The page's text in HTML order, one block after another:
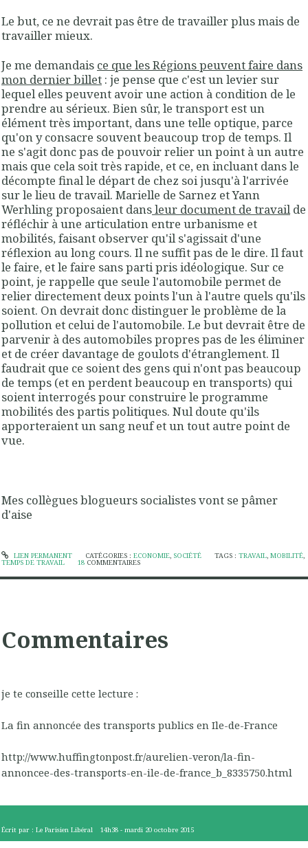
Le but, ce ne devrait pas être de travailler plus mais de
travailler mieux.
Je me demandais ce que les Régions peuvent faire dans
mon dernier billet : je pense que c'est un levier sur
lequel elles peuvent avoir une action à condition de le
prendre au sérieux. Bien sûr, le transport est un
élément très important, dans une telle optique, parce
qu'on y consacre souvent beaucoup trop de temps. Il
ne s'agit donc pas de pouvoir relier un point à un autre
mais que cela soit très rapide, et ce, en incluant dans le
décompte final le départ de chez soi jusqu'à l'arrivée
sur le lieu de travail. Marielle de Sarnez et Yann
Werhling proposaient dansleur document de travailde
réfléchir à une articulation entre urbanisme et
mobilités, faisant observer qu'il s'agissait d'une
réflexion au long cours. Il ne suffit pas de le dire. Il faut
le faire, et le faire sans parti pris idéologique. Sur ce
point, je rappelle que seule l'automobile permet de
relier directement deux points l'un à l'autre quels qu'ils
soient. On devrait donc distinguer le problème de la
pollution et celui de l'automobile. Le but devrait être de
parvenir à des automobiles propres pas de les éliminer
et de créer davantage de goulots d'étranglement. Il
faudrait que ce soient des gens qui n'ont pas beaucoup
de temps (et en perdent beaucoup en transports) qui
soient interrogés pour construire le programme
mobilités des partis politiques. Nul doute qu'ils
apporteraient un sang neuf et un tout autre point de
vue.
Mes collègues blogueurs socialistes vont se pâmer
d'aise
LIEN PERMANENT CATÉGORIES : ECONOMIE, SOCIÉTÉ TAGS :TRAVAIL,MOBILITÉ,
TEMPS DE TRAVAIL 18 COMMENTAIRES
Commentaires
je te conseille cette lecture :
La fin annoncée des transports publics en Ile-de-France
http://www.huffingtonpost.fr/aurelien-veron/la-fin-
annoncee-des-transports-en-ile-de-france_b_8335750.html
Écrit par : Le Parisien Libéral 14h38 -mardi 20 octobre 2015